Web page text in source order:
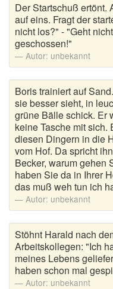
Der Startschuß ertönt.
auf eins. Fragt der
nicht los?" - "Geht
geschossen!"
Autor: unbekannt
Boris trainiert auf
sie besser sieht, in
grüne Bälle schick. Er
keine Tasche mit sich.
diesen Dingern in die
vom Hof. Da spricht
Becker, warum gehen
haben Sie da in Ihrer
das muß weh tun ich
Autor: unbekannt
Stöhnt Harald nach
Arbeitskollegen: "Ich
meines Lebens
haben schon mal
Autor: unbekannt